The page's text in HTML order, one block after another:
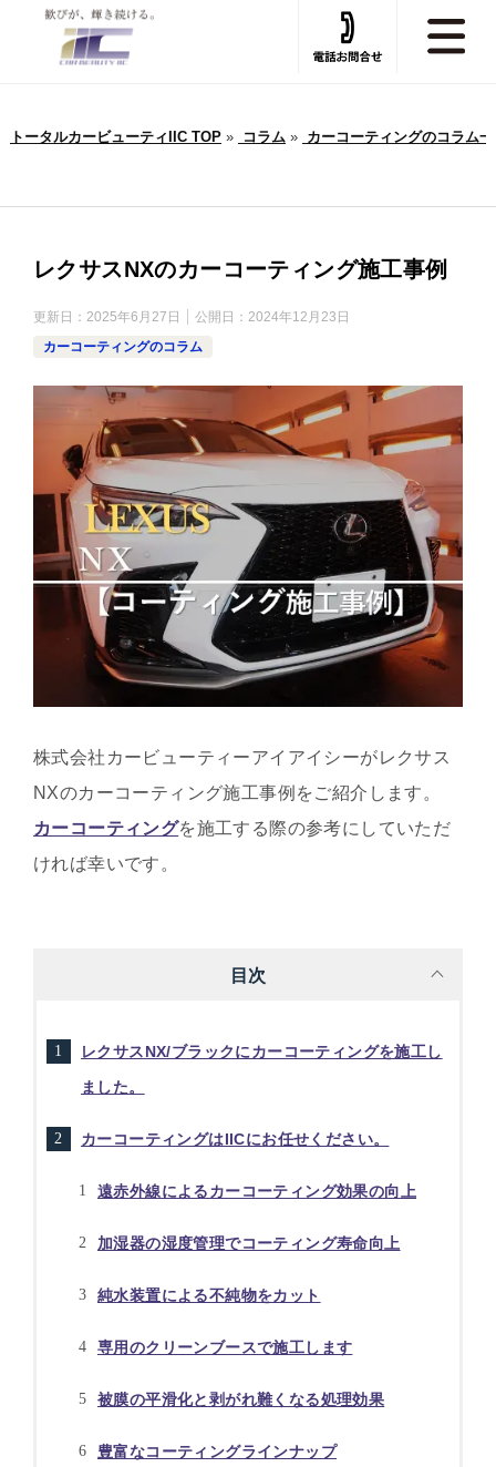
トータルカービューティIIC TOP» コラム» カーコーティングのコラム
レクサスNXのカーコーティング施工事例
更新日： 2025年6月27日 公開日： 2024年12月23日
カーコーティングのコラム
株式会社カービューティーアイアイシーがレクサス
NXのカーコーティング施工事例をご紹介します。
カーコーティングを施工する際の参考にしていただ
ければ幸いです。
目次
レクサスNX/ブラックにカーコーティングを施工し
ました。
カーコーティングはIICにお任せください。
遠赤外線によるカーコーティング効果の向上
加湿器の湿度管理でコーティング寿命向上
純水装置による不純物をカット
専用のクリーンブースで施工します
被膜の平滑化と剥がれ難くなる処理効果
豊富なコーティングラインナップ